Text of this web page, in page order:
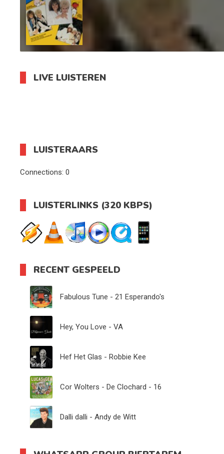
LIVE LUISTEREN
LUISTERAARS
Connections: 0
LUISTERLINKS (320 KBPS)
RECENT GESPEELD
Fabulous Tune - 21 Esperando's
Hey, You Love - VA
Hef Het Glas - Robbie Kee
Cor Wolters - De Clochard - 16
Dalli dalli - Andy de Witt